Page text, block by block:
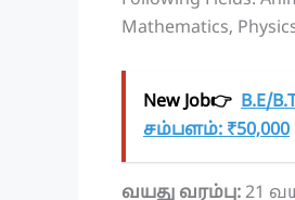
Mathematics,
New Job👉 B.E/
சம்பளம்: ₹50,000
வயது வரம்பு: 21